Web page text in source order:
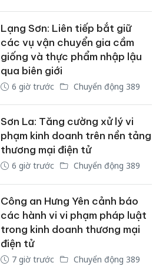
Lạng Sơn: Liên tiếp bắt giữ
các vụ vận chuyển gia cầm
giống và thực phẩm nhập lậu
qua biên giới
6 giờ trước Chuyển động 389
Sơn La: Tăng cường xử lý vi
phạm kinh doanh trên nền tảng
thương mại điện tử
6 giờ trước Chuyển động 389
Công an Hưng Yên cảnh báo
các hành vi vi phạm pháp luật
trong kinh doanh thương mại
điện tử
7 giờ trước Chuyển động 389